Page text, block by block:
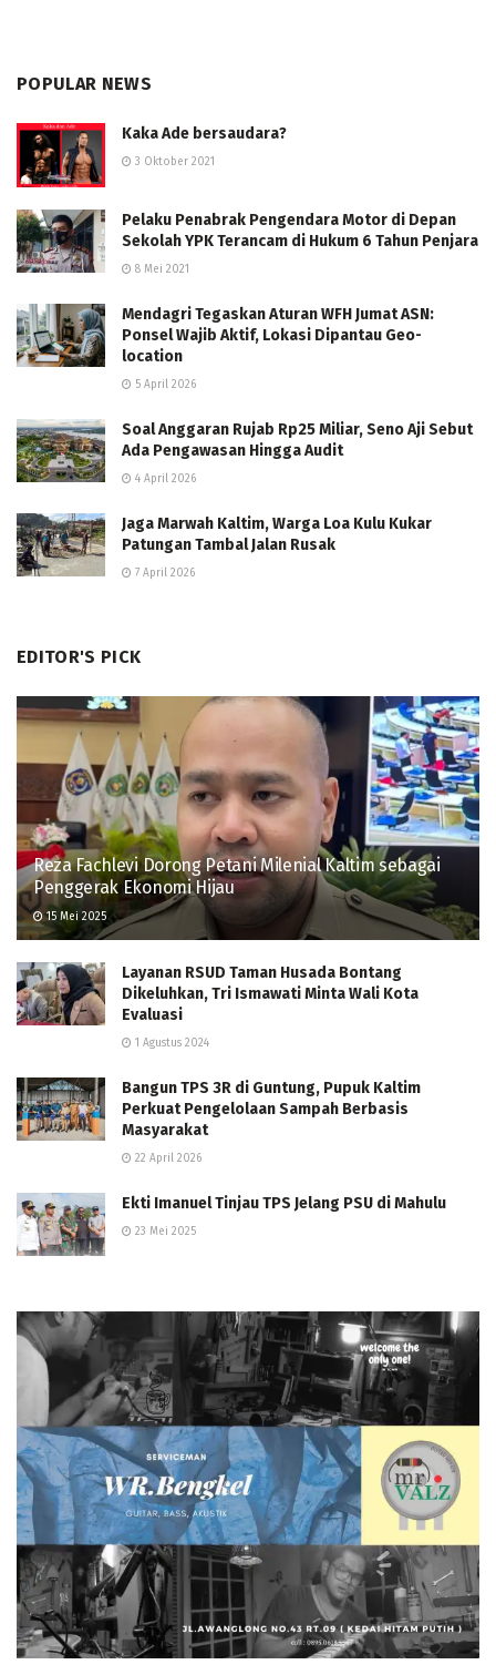
POPULAR NEWS
Kaka Ade bersaudara?
3 Oktober 2021
Pelaku Penabrak Pengendara Motor di Depan
Sekolah YPK Terancam di Hukum 6 Tahun Penjara
8 Mei 2021
Mendagri Tegaskan Aturan WFH Jumat ASN:
Ponsel Wajib Aktif, Lokasi Dipantau Geo-
location
5 April 2026
Soal Anggaran Rujab Rp25 Miliar, Seno Aji Sebut
Ada Pengawasan Hingga Audit
4 April 2026
Jaga Marwah Kaltim, Warga Loa Kulu Kukar
Patungan Tambal Jalan Rusak
7 April 2026
EDITOR'S PICK
Reza Fachlevi Dorong Petani Milenial Kaltim sebagai
Penggerak Ekonomi Hijau
15 Mei 2025
Layanan RSUD Taman Husada Bontang
Dikeluhkan, Tri Ismawati Minta Wali Kota
Evaluasi
1 Agustus 2024
Bangun TPS 3R di Guntung, Pupuk Kaltim
Perkuat Pengelolaan Sampah Berbasis
Masyarakat
22 April 2026
Ekti Imanuel Tinjau TPS Jelang PSU di Mahulu
23 Mei 2025